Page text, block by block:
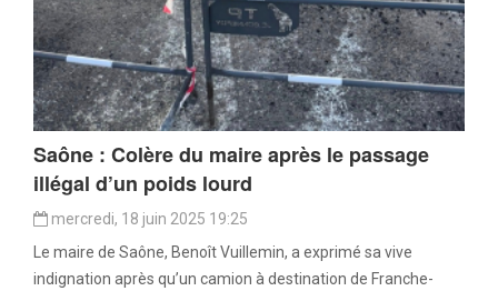
Saône : Colère du maire après le passage
illégal d’un poids lourd
mercredi, 18 juin 2025 19:25
Le maire de Saône, Benoît Vuillemin, a exprimé sa vive
indignation après qu’un camion à destination de Franche-